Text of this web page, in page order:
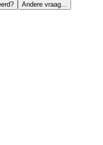
Andere vraag...